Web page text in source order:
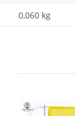
0,060 kg